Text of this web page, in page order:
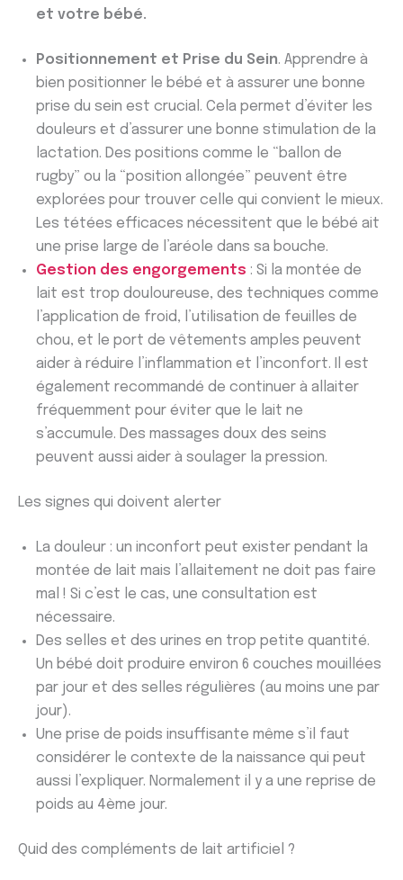
et votre bébé.
Positionnement et Prise du Sein. Apprendre à
bien positionner le bébé et à assurer une bonne
prise du sein est crucial. Cela permet d’éviter les
douleurs et d’assurer une bonne stimulation de la
lactation. Des positions comme le “ballon de
rugby” ou la “position allongée” peuvent être
explorées pour trouver celle qui convient le mieux.
Les tétées efficaces nécessitent que le bébé ait
une prise large de l’aréole dans sa bouche.
Gestion des engorgements : Si la montée de
lait est trop douloureuse, des techniques comme
l’application de froid, l’utilisation de feuilles de
chou, et le port de vêtements amples peuvent
aider à réduire l’inflammation et l’inconfort. Il est
également recommandé de continuer à allaiter
fréquemment pour éviter que le lait ne
s’accumule. Des massages doux des seins
peuvent aussi aider à soulager la pression.
Les signes qui doivent alerter
La douleur : un inconfort peut exister pendant la
montée de lait mais l’allaitement ne doit pas faire
mal ! Si c’est le cas, une consultation est
nécessaire.
Des selles et des urines en trop petite quantité.
Un bébé doit produire environ 6 couches mouillées
par jour et des selles régulières (au moins une par
jour).
Une prise de poids insuffisante même s’il faut
considérer le contexte de la naissance qui peut
aussi l’expliquer. Normalement il y a une reprise de
poids au 4ème jour.
Quid des compléments de lait artificiel ?